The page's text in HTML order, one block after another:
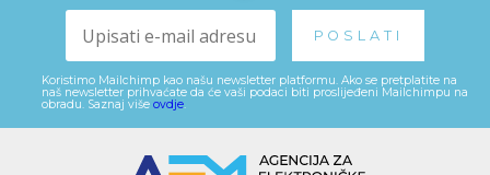
Koristimo Mailchimp kao našu newsletter platformu. Ako se pretplatite na
naš newsletter prihvaćate da će vaši podaci biti proslijeđeni Mailchimpu na
obradu. Saznaj više ovdje.